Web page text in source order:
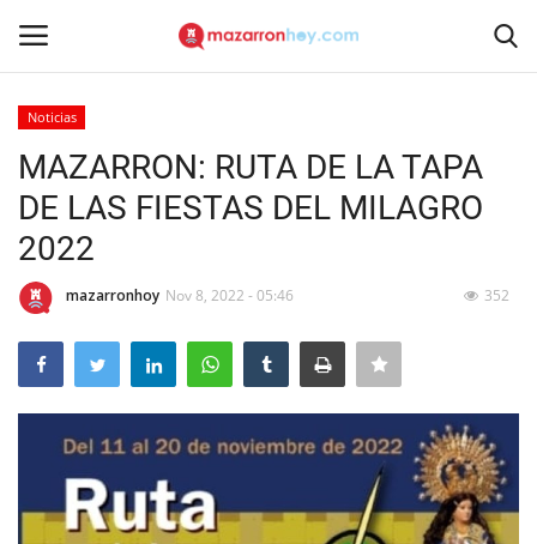
Inicio
Noticias
Entrevistas
Reportajes
Noticias
MAZARRON: RUTA DE LA TAPA
DE LAS FIESTAS DEL MILAGRO
2022
mazarronhoy Nov 8, 2022 - 05:46 352